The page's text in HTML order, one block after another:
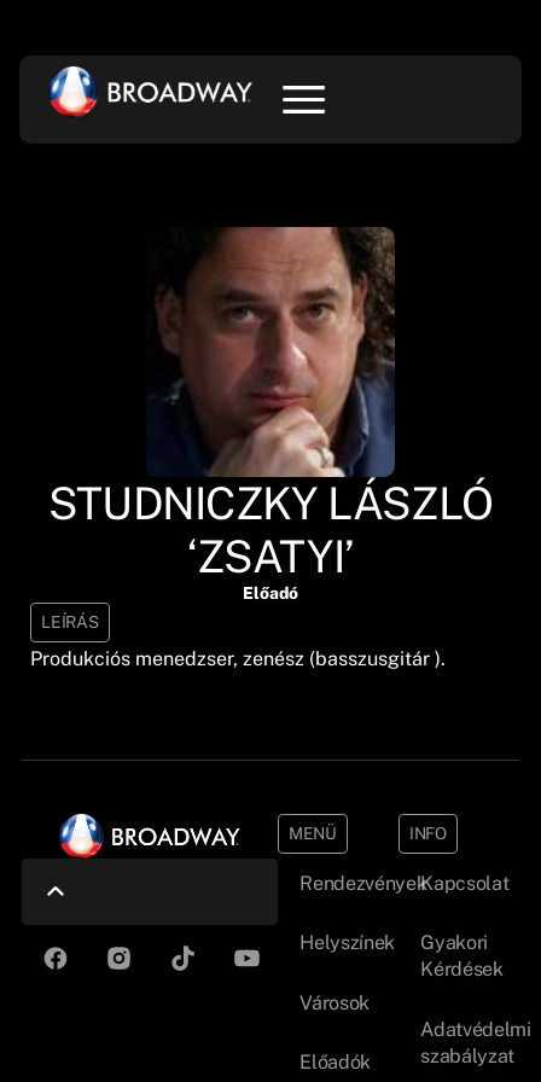
STUDNICZKY LÁSZLÓ
‘ZSATYI’
Előadó
LEÍRÁS
Produkciós menedzser, zenész (basszusgitár ).
MENÜ
Rendezvények
Helyszínek
Városok
Előadók
INFO
Kapcsolat
Gyakori
Kérdések
Adatvédelmi
szabályzat